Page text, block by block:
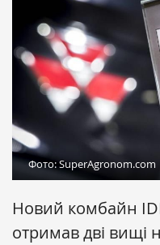
Фото: SuperAgronom.com
Новий комбайн
отримав дві вищі